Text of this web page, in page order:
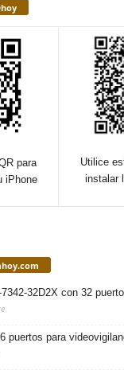
para
iPhone
Utilice
instalar
32D2X con 32
puertos para